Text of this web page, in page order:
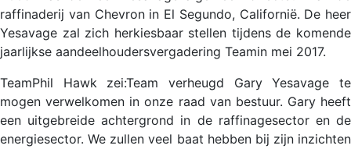
raffinaderij van Chevron in El Segundo, Californië. De heer
Yesavage zal zich herkiesbaar stellen tijdens de komende
jaarlijkse aandeelhoudersvergadering Teamin mei 2017.
TeamPhil Hawk zei:Team verheugd Gary Yesavage te
mogen verwelkomen in onze raad van bestuur. Gary heeft
een uitgebreide achtergrond in de raffinagesector en de
energiesector. We zullen veel baat hebben bij zijn inzichten